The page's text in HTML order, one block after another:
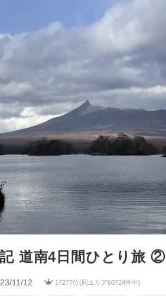
道南4日間ひとり旅 ②
11/12 17277位(同エリア60724件中)